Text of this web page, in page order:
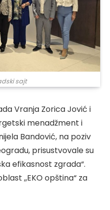
sajt
Vranja Zorica Jović i
menadžment i
Bandović, na poziv
prisustvovale su
efikasnost zgrada“.
,,EKO opština“ za